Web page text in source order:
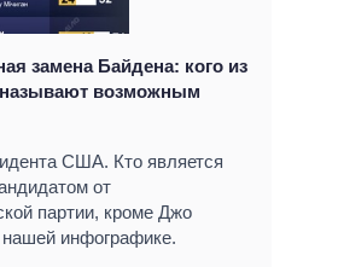
замена Байдена: кого из
возможным
США. Кто является
от
партии, кроме Джо
инфографике.